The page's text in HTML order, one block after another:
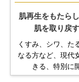
肌再生をもたら
肌を取り戻
くすみ、シワ、た
なる方など、 現代
きる、 特別に